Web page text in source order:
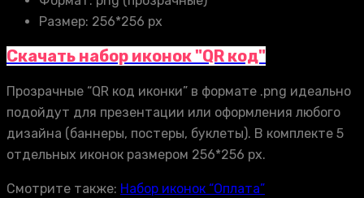
Размер: 256*256 px
Скачать набор иконок "QR код"
Прозрачные “QR код иконки” в формате .png идеально
подойдут для презентации или оформления любого
дизайна (баннеры, постеры, буклеты). В комплекте 5
отдельных иконок размером 256*256 px.
Смотрите также: Набор иконок “Оплата”